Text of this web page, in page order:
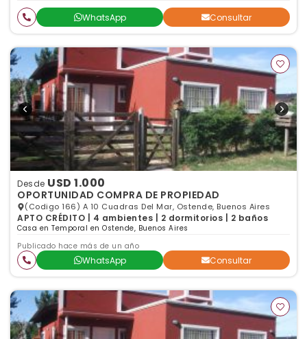
WhatsApp Consultar
Desde USD 1.000
OPORTUNIDAD COMPRA DE PROPIEDAD
(Codigo 166) A 10 Cuadras Del Mar, Ostende, Buenos Aires
APTO CRÉDITO | 4 ambientes | 2 dormitorios | 2 baños
Casa en Temporal en Ostende, Buenos Aires
Publicado hace más de un año
WhatsApp Consultar